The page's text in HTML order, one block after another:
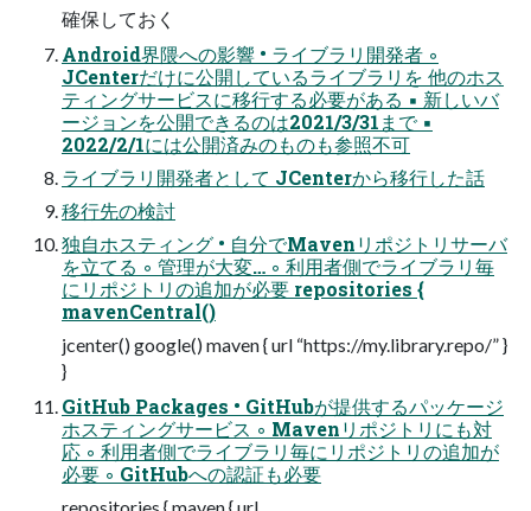
確保しておく
Android界隈への影響 • ライブラリ開発者 ◦
JCenterだけに公開しているライブラリを 他のホス
ティングサービスに移行する必要がある ▪ 新しいバ
ージョンを公開できるのは2021/3/31まで ▪
2022/2/1には公開済みのものも参照不可
ライブラリ開発者として JCenterから移行した話
移行先の検討
独自ホスティング • 自分でMavenリポジトリサーバ
を立てる ◦ 管理が大変… ◦ 利用者側でライブラリ毎
にリポジトリの追加が必要 repositories {
mavenCentral()
jcenter() google() maven { url “https://my.library.repo/” }
}
GitHub Packages • GitHubが提供するパッケージ
ホスティングサービス ◦ Mavenリポジトリにも対
応 ◦ 利用者側でライブラリ毎にリポジトリの追加が
必要 ◦ GitHubへの認証も必要